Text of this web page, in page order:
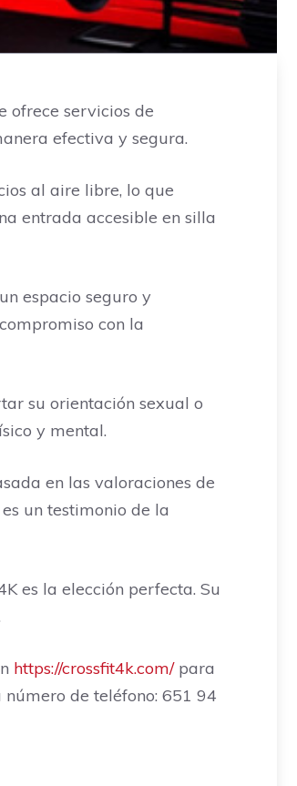
ofrece servicios de
efectiva y segura.
al aire libre, lo que
entrada accesible en silla
espacio seguro y
con la
su orientación sexual o
y mental.
en las valoraciones de
un testimonio de la
es la elección perfecta. Su
https://crossfit4k.com/para
de teléfono: 651 94